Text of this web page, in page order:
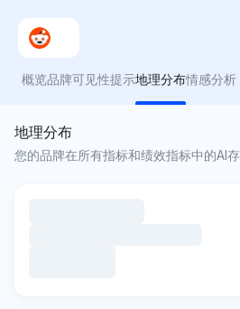
概览品牌可见性提示地理分布情感分析
地理分布
您的品牌在所有指标和绩效指标中的AI存